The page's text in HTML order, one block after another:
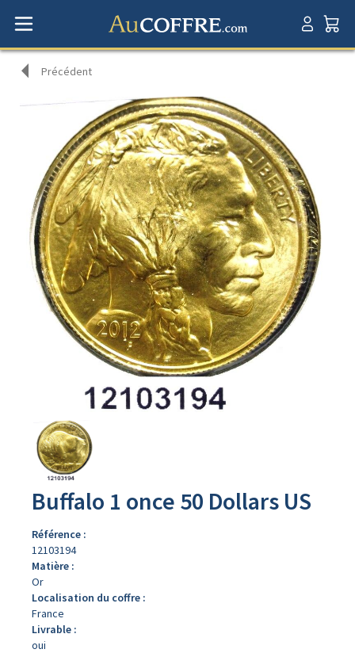
Précédent
produit
Buffalo 1 once 50 Dollars US
Référence :
12103194
Matière :
Or
Localisation du coffre :
France
Livrable :
oui